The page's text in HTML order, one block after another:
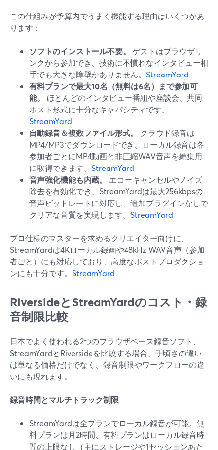
この仕組みが予算内でうまく機能する理由はいくつかあ
ります：
ソフトのインストール不要。
ゲストはブラウザリ
ンクから参加でき、技術に不慣れなインタビュー相
手でも大きな障壁がありません。 StreamYard
有料プランで最大10名（無料は6名）まで参加可
能。
ほとんどのインタビュー番組や座談会、共同
ホスト形式に十分なキャパシティです。
StreamYard
自動録音＆複数ファイル形式。
クラウド録音は
MP4/MP3でダウンロードでき、ローカル録音は各
参加者ごとにMP4動画と非圧縮WAV音声を編集用
に取得できます。 StreamYard
音声強化機能も内蔵。
エコーキャンセルやノイズ
除去を有効化でき、StreamYardは最大256kbpsの
音声ビットレートに対応し、追加プラグインなしで
クリアな音質を実現します。 StreamYard
プロ仕様のマスターを求めるクリエイター向けに、
StreamYardは4Kローカル録画や48kHz WAV音声（参加
者ごと）にも対応しており、高度なポストプロダクショ
ンにも十分です。 StreamYard
RiversideとStreamYardのコスト・録
音制限比較
日本でよく使われる2つのブラウザベース録音ソフト、
StreamYardとRiversideを比較する場合、手頃さの違い
は単なる価格だけでなく、録音制限やワークフローの違
いにも現れます。
録音時間とマルチトラック制限
StreamYardは全プランでローカル録音が可能。無
料プランは月2時間、有料プランはローカル録音時
間の上限なし（主にストレージや1セッションあた